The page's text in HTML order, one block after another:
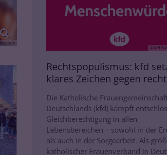
© kfd
Rechtspopulismus: kfd
klares Zeichen gegen
Die Katholische
Deutschlands (kfd) kämpft
Gleichberechtigung in allen
Lebensbereichen – sowohl in der
als auch in der Sorgearbeit. Als
katholischer Frauenverband in